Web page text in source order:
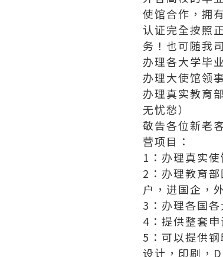
使馆合作，拥
认证完全按照
务！也可随我
办理各大学毕
办理大使馆领
办理真实教育
无忧愁）
敬告各位新老
营项目：
1：办理真实
2：办理教育
户，进国企，
3：办理各国
4：提供整套
5：可以提供
设计，印刷，